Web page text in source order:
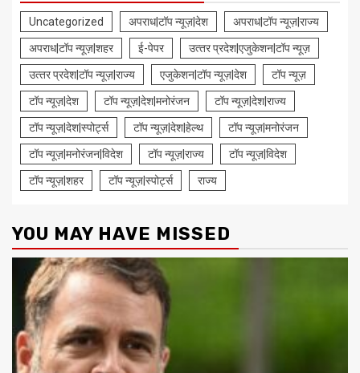
Uncategorized अपराध|टॉप न्यूज़|देश अपराध|टॉप न्यूज़|राज्य
अपराध|टॉप न्यूज़|शहर ई-पेपर उत्‍तर प्रदेश|एजुकेशन|टॉप न्यूज़
उत्‍तर प्रदेश|टॉप न्यूज़|राज्य एजुकेशन|टॉप न्यूज़|देश टॉप न्यूज़
टॉप न्यूज़|देश टॉप न्यूज़|देश|मनोरंजन टॉप न्यूज़|देश|राज्य
टॉप न्यूज़|देश|स्पोर्ट्स टॉप न्यूज़|देश|हेल्थ टॉप न्यूज़|मनोरंजन
टॉप न्यूज़|मनोरंजन|विदेश टॉप न्यूज़|राज्य टॉप न्यूज़|विदेश
टॉप न्यूज़|शहर टॉप न्यूज़|स्पोर्ट्स राज्य
YOU MAY HAVE MISSED